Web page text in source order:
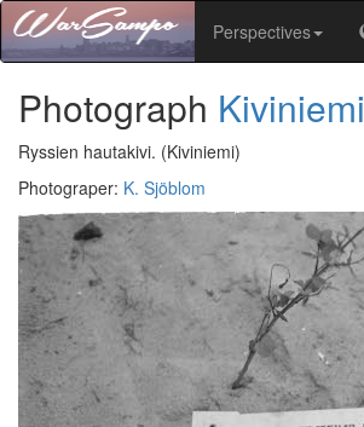
Perspectives
Photograph Kiviniemi
Ryssien hautakivi. (Kiviniemi)
Photograper: K. Sjöblom